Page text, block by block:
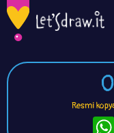
Resmi